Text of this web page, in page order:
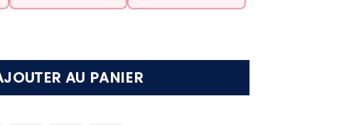
de table toile de jute naturel – Décoration
AU PANIER